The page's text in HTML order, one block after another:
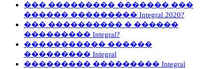
��� ��������� ������� ���
������ ��������� Integral 2020?
��� ���������� � ������
��������� Integral?
����������� ������
��������� Integral
��������� ��������� Integral